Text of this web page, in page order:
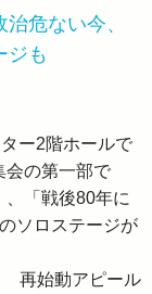
危ない今、
も
ー2階ホールで
会の第一部で
「戦後80年に
ソロステージが
再始動アピール